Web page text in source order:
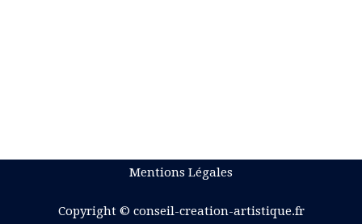
Mentions Légales
Copyright © conseil-creation-artistique.fr